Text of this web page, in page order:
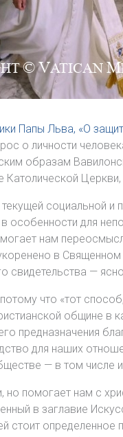
Папы Льва, «О
о личности
образам
социальной и
особенности для
нам
в
свидетельства —
что «тот
общине
предназначения
для наших
— в том числе
помогает нам с
в заглавие
стоит